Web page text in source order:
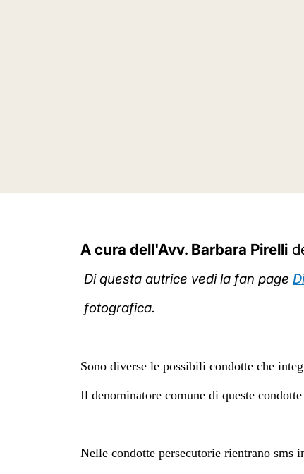
A cura dell'Avv. Barbara Pirelli
Di questa autrice vedi la fan page
fotografica.
Sono diverse le possibili condotte che
Il denominatore comune di queste
Nelle condotte persecutorie rientrano sms